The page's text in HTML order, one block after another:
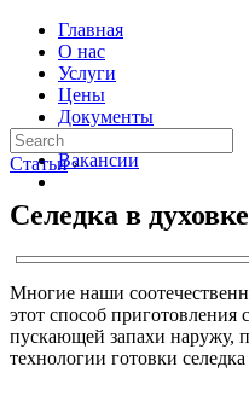
Главная
О нас
Услуги
Цены
Документы
Контакты
Вакансии
Статьи ›
Селедка в
Многие наши
этот способ приготовления
пускающей запахи наружу,
технологии готовки